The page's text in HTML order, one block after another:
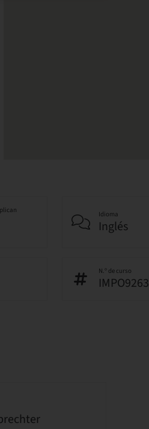
Idioma
Inglés
N.º de curso
IMPO9263